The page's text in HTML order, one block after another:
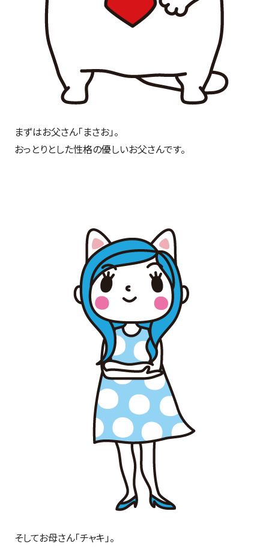
まずはお父さん「まさお」。
おっとりとした性格の優しいお父さんです。
そしてお母さん「チャキ」。